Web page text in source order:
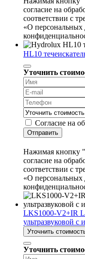
согласие на
соответствии с
«О персональных
HL10
Уточнить
Согласие на
Отправить
Нажимая кнопку
согласие на
соответствии с
«О персональных
LKS1000-V2+IR
ультразвуковой с
Уточнить
Уточнить